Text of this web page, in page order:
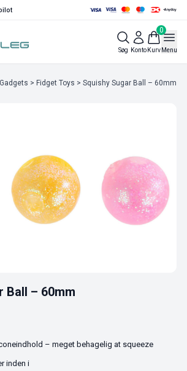
Søg Konto
0
KurvMenu
> Fidget Toys > Squishy Sugar Ball – 60mm
Ball – 60mm
– meget behagelig at squeeze
inden i